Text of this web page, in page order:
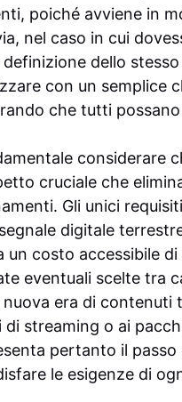
poiché avviene in
nel caso in cui
definizione dello
con un semplice
che tutti
considerare
cruciale che
Gli unici
digitale
un costo accessibile
eventuali scelte tra
nuova era di contenuti
di streaming o ai
pertanto il
le esigenze di